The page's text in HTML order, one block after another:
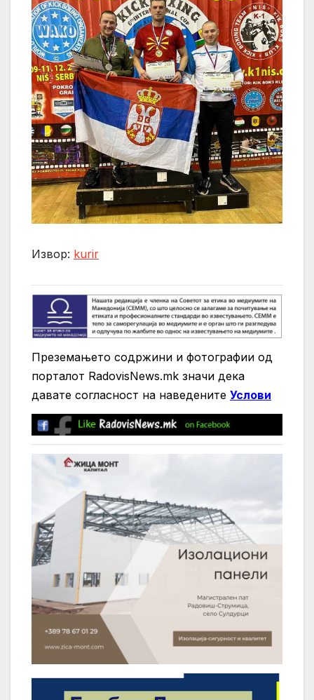
Извор: kurir
Преземањето содржини и фотографии од
порталот RadovisNews.mk значи дека
давате согласност на нaведените Услови